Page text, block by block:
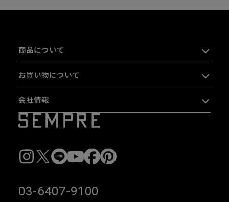
商品について
お買い物について
会社情報
03-6407-9100